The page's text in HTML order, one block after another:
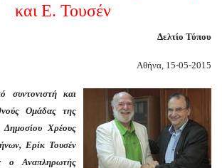
και Ε. Τουσέν
Δελτίο Τύπου
Αθήνα, 15-05-2015
συντονιστή και
Ομάδας της
Δημοσίου Χρέους
Ερίκ Τουσέν
ο Αναπληρωτής